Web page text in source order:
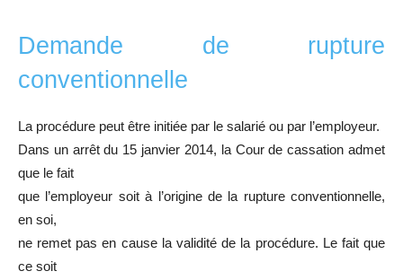
Demande de rupture
conventionnelle
La procédure peut être initiée par le salarié ou par l’employeur.
Dans un arrêt du 15 janvier 2014, la Cour de cassation admet
que le fait
que l’employeur soit à l’origine de la rupture conventionnelle,
en soi,
ne remet pas en cause la validité de la procédure. Le fait que
ce soit